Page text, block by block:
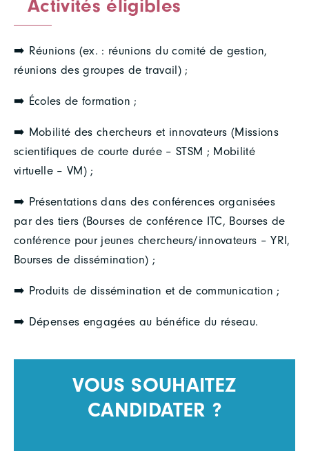
Activités éligibles
➡️ Réunions (ex. : réunions du comité de gestion,
réunions des groupes de travail) ;
➡️ Écoles de formation ;
➡️ Mobilité des chercheurs et innovateurs (Missions
scientifiques de courte durée – STSM ; Mobilité
virtuelle – VM) ;
➡️ Présentations dans des conférences organisées
par des tiers (Bourses de conférence ITC, Bourses de
conférence pour jeunes chercheurs/innovateurs – YRI,
Bourses de dissémination) ;
➡️ Produits de dissémination et de communication ;
➡️ Dépenses engagées au bénéfice du réseau.
VOUS SOUHAITEZ
CANDIDATER ?